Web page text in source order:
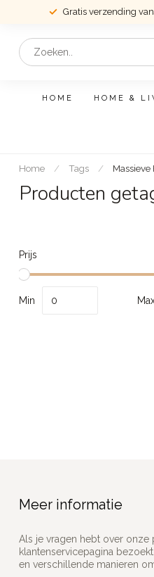
Gratis verzending
HOME HOME &
Home / Tags /
Producten
Prijs
Min
Meer informatie
Als je vragen hebt over
klantenservicepagina
en verschillende manieren